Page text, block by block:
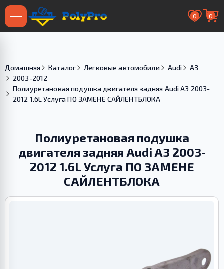
0 0
Домашняя Каталог Легковые автомобили Audi
A3
2003-2012
Полиуретановая подушка двигателя задняя Audi A3 2003-
2012 1.6L Услуга ПО ЗАМЕНЕ САЙЛЕНТБЛОКА
Полиуретановая подушка
двигателя задняя Audi A3 2003-
2012 1.6L Услуга ПО ЗАМЕНЕ
САЙЛЕНТБЛОКА